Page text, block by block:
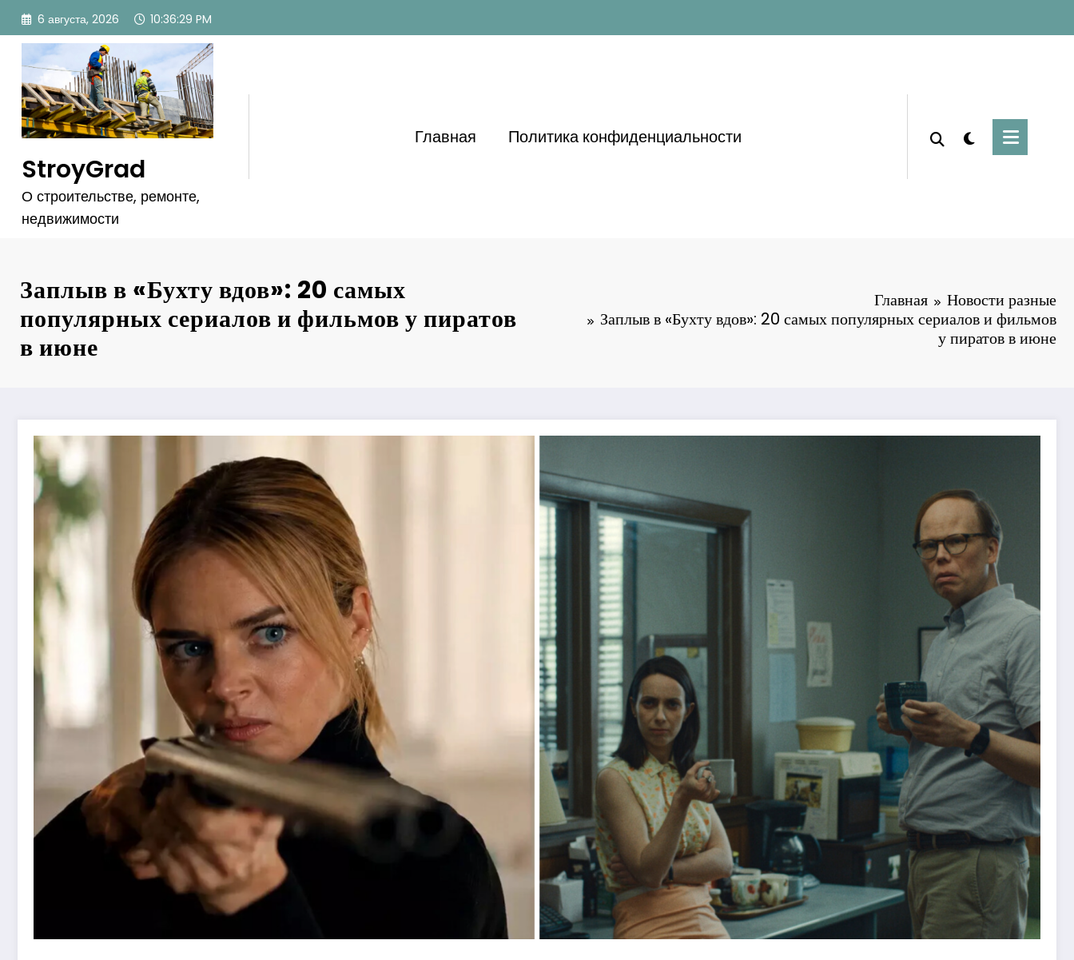
Перейти
содержимому
6 августа, 2026 10:36:32 PM
StroyGrad
О строительстве, ремонте,
недвижимости
Главная Политика конфиденциальности
Заплыв в «Бухту вдов»: 20 самых
популярных сериалов и фильмов у пиратов
в июне
Главная
Новости разные
Заплыв в «Бухту вдов»: 20 самых популярных сериалов и фильмов
у пиратов в июне